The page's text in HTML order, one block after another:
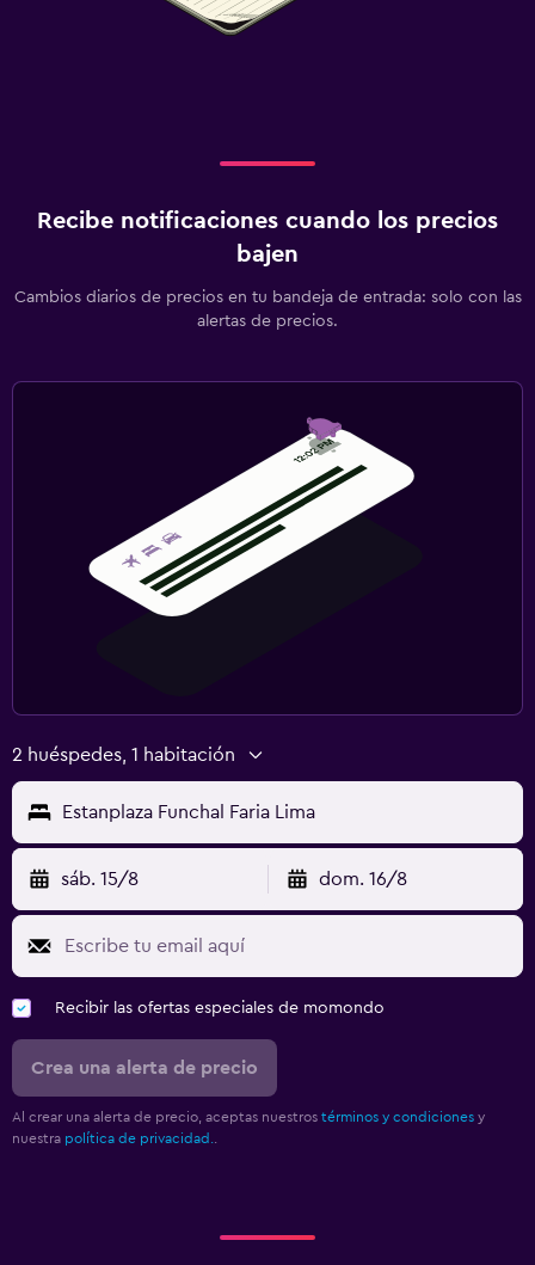
Recibe notificaciones cuando los precios
bajen
Cambios diarios de precios en tu bandeja de entrada: solo con las
alertas de precios.
2 huéspedes, 1 habitación
Estanplaza Funchal Faria Lima
sáb. 15/8 dom. 16/8
Recibir las ofertas especiales de momondo
Crea una alerta de precio
Al crear una alerta de precio, aceptas nuestros términos y condiciones y
nuestra política de privacidad.